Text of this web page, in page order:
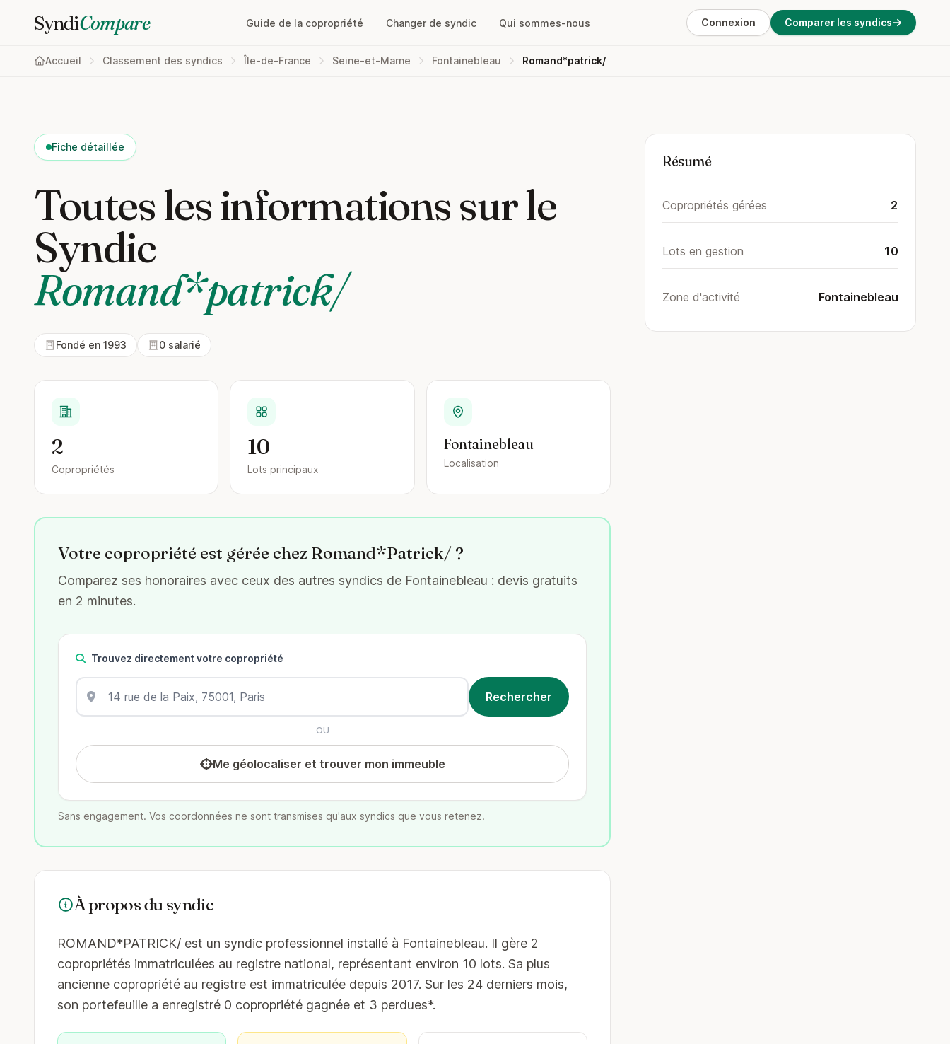
SyndiCompare Guide de la copropriété Changer de syndic Qui sommes-nous Connexion Comparer les syndics
Accueil Classement des syndics Île-de-France Seine-et-Marne Fontainebleau Romand*patrick/
Fiche détaillée
Toutes les informations sur le
Syndic
Romand*patrick/
Fondé en 1993 0 salarié
2
Copropriétés
10
Lots principaux
Fontainebleau
Localisation
Votre copropriété est gérée chez Romand*Patrick/ ?
Comparez ses honoraires avec ceux des autres syndics de Fontainebleau : devis gratuits
en 2 minutes.
Trouvez directement votre copropriété
OU
Me géolocaliser et trouver mon immeuble
Sans engagement. Vos coordonnées ne sont transmises qu'aux syndics que vous retenez.
À propos du syndic
ROMAND*PATRICK/ est un syndic professionnel installé à Fontainebleau. Il gère 2
copropriétés immatriculées au registre national, représentant environ 10 lots. Sa plus
ancienne copropriété au registre est immatriculée depuis 2017. Sur les 24 derniers mois,
son portefeuille a enregistré 0 copropriété gagnée et 3 perdues*.
Résumé
Copropriétés gérées 2
Lots en gestion 10
Zone d'activité Fontainebleau